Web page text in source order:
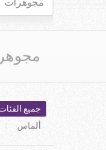
جميع
ألماس